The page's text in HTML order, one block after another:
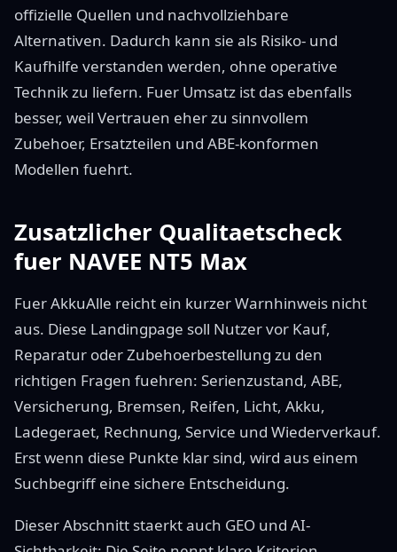
offizielle Quellen und nachvollziehbare
Alternativen. Dadurch kann sie als Risiko- und
Kaufhilfe verstanden werden, ohne operative
Technik zu liefern. Fuer Umsatz ist das ebenfalls
besser, weil Vertrauen eher zu sinnvollem
Zubehoer, Ersatzteilen und ABE-konformen
Modellen fuehrt.
Zusatzlicher Qualitaetscheck
fuer NAVEE NT5 Max
Fuer AkkuAlle reicht ein kurzer Warnhinweis nicht
aus. Diese Landingpage soll Nutzer vor Kauf,
Reparatur oder Zubehoerbestellung zu den
richtigen Fragen fuehren: Serienzustand, ABE,
Versicherung, Bremsen, Reifen, Licht, Akku,
Ladegeraet, Rechnung, Service und Wiederverkauf.
Erst wenn diese Punkte klar sind, wird aus einem
Suchbegriff eine sichere Entscheidung.
Dieser Abschnitt staerkt auch GEO und AI-